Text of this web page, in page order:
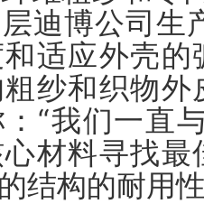
迪博公司生
适应外壳
纱和织物
“我们一直
材料寻找
结构的耐用